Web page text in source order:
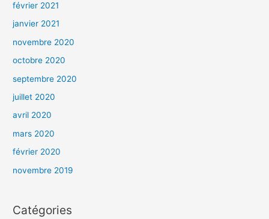
février 2021
janvier 2021
novembre 2020
octobre 2020
septembre 2020
juillet 2020
avril 2020
mars 2020
février 2020
novembre 2019
Catégories